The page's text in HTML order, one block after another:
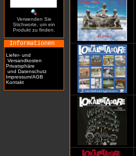
Verwenden Sie
Stichworte, um ein
Produkt zu finden.
Informationen
Liefer- und
Versandkosten
Privatsphäre
und Datenschutz
Impressum/AGB
Kontakt